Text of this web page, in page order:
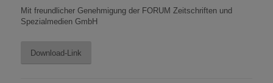
Mit freundlicher Genehmigung der FORUM Zeitschriften und
Spezialmedien GmbH
Download-Link